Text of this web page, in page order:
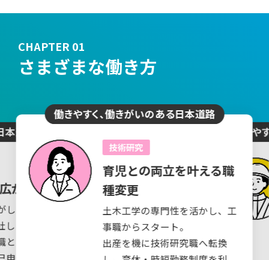
CHAPTER 01
さまざまな働き方
道路
がる視野
たい」という
ました。
して経験を積
告制度で希望
働きやすく、働きがいのある日本道路
技術研究
育児との両立を叶える職
種変更
土木工学の専門性を活かし、工
事職からスタート。
出産を機に技術研究職へ転換
働き